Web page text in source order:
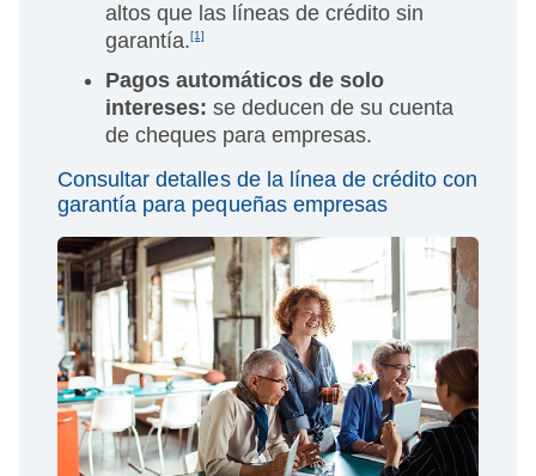
altos que las líneas de crédito sin
garantía.[1]
Pagos automáticos de solo
intereses: se deducen de su cuenta
de cheques para empresas.
Consultar detalles de la línea de crédito con
garantía para pequeñas empresas